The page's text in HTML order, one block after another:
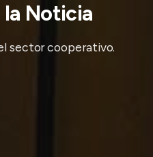
la Noticia
sector cooperativo.